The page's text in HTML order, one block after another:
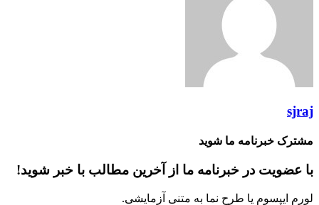
sjraj
مشترک خبرنامه ما شوید
با عضویت در خبرنامه ما از آخرین مطالب با خبر شوید!
لورم ایپسوم یا طرح‌ نما به متنی آزمایشی.